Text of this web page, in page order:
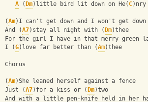
A ( Dm)little bird lit down on He( C
(Am)I can't get down and I won't get down
And (A7)stay all night with ( Dm)thee
For the girl I have in that merry green
I (G)love far better than (Am)thee
Chorus
(Am)She leaned herself against a fence
Just (A7)for a kiss or ( Dm)two
And with a little pen-knife held in her